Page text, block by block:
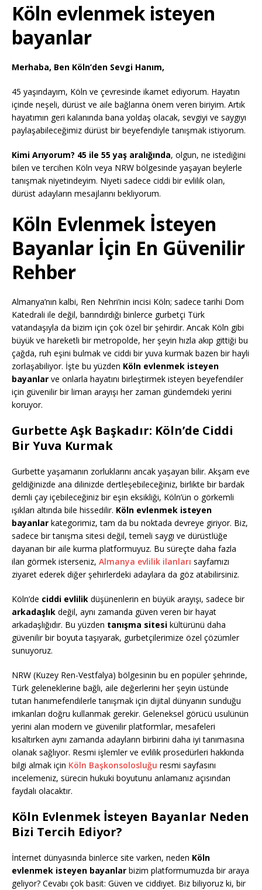
Köln evlenmek isteyen
bayanlar
Merhaba, Ben Köln’den Sevgi Hanım,
45 yaşındayım, Köln ve çevresinde ikamet ediyorum. Hayatın
içinde neşeli, dürüst ve aile bağlarına önem veren biriyim. Artık
hayatımın geri kalanında bana yoldaş olacak, sevgiyi ve saygıyı
paylaşabileceğimiz dürüst bir beyefendiyle tanışmak istiyorum.
Kimi Arıyorum? 45 ile 55 yaş aralığında, olgun, ne istediğini
bilen ve tercihen Köln veya NRW bölgesinde yaşayan beylerle
tanışmak niyetindeyim. Niyeti sadece ciddi bir evlilik olan,
dürüst adayların mesajlarını bekliyorum.
Köln Evlenmek İsteyen
Bayanlar İçin En Güvenilir
Rehber
Almanya’nın kalbi, Ren Nehri’nin incisi Köln; sadece tarihi Dom
Katedrali ile değil, barındırdığı binlerce gurbetçi Türk
vatandaşıyla da bizim için çok özel bir şehirdir. Ancak Köln gibi
büyük ve hareketli bir metropolde, her şeyin hızla akıp gittiği bu
çağda, ruh eşini bulmak ve ciddi bir yuva kurmak bazen bir hayli
zorlaşabiliyor. İşte bu yüzden Köln evlenmek isteyen
bayanlar ve onlarla hayatını birleştirmek isteyen beyefendiler
için güvenilir bir liman arayışı her zaman gündemdeki yerini
koruyor.
Gurbette Aşk Başkadır: Köln’de Ciddi
Bir Yuva Kurmak
Gurbette yaşamanın zorluklarını ancak yaşayan bilir. Akşam eve
geldiğinizde ana dilinizde dertleşebileceğiniz, birlikte bir bardak
demli çay içebileceğiniz bir eşin eksikliği, Köln’ün o görkemli
ışıkları altında bile hissedilir. Köln evlenmek isteyen
bayanlar kategorimiz, tam da bu noktada devreye giriyor. Biz,
sadece bir tanışma sitesi değil, temeli saygı ve dürüstlüğe
dayanan bir aile kurma platformuyuz. Bu süreçte daha fazla
ilan görmek isterseniz, Almanya evlilik ilanları sayfamızı
ziyaret ederek diğer şehirlerdeki adaylara da göz atabilirsiniz.
Köln’de ciddi evlilik düşünenlerin en büyük arayışı, sadece bir
arkadaşlık değil, aynı zamanda güven veren bir hayat
arkadaşlığıdır. Bu yüzden tanışma sitesi kültürünü daha
güvenilir bir boyuta taşıyarak, gurbetçilerimize özel çözümler
sunuyoruz.
NRW (Kuzey Ren-Vestfalya) bölgesinin bu en popüler şehrinde,
Türk geleneklerine bağlı, aile değerlerini her şeyin üstünde
tutan hanımefendilerle tanışmak için dijital dünyanın sunduğu
imkanları doğru kullanmak gerekir. Geleneksel görücü usulünün
yerini alan modern ve güvenilir platformlar, mesafeleri
kısaltırken aynı zamanda adayların birbirini daha iyi tanımasına
olanak sağlıyor. Resmi işlemler ve evlilik prosedürleri hakkında
bilgi almak için Köln Başkonsolosluğu resmi sayfasını
incelemeniz, sürecin hukuki boyutunu anlamanız açısından
faydalı olacaktır.
Köln Evlenmek İsteyen Bayanlar Neden
Bizi Tercih Ediyor?
İnternet dünyasında binlerce site varken, neden Köln
evlenmek isteyen bayanlar bizim platformumuzda bir araya
geliyor? Cevabı çok basit: Güven ve ciddiyet. Biz biliyoruz ki, bir